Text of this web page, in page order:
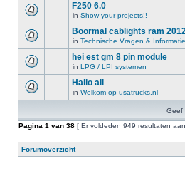
F250 6.0
in Show your projects!!
Boormal cablights ram
in Technische Vragen & Informatie
hei est gm 8 pin module
in LPG / LPI systemen
Hallo all
in Welkom op usatrucks.nl
Geef
Pagina 1 van 38 [ Er voldeden 949 resultaten
Forumoverzicht